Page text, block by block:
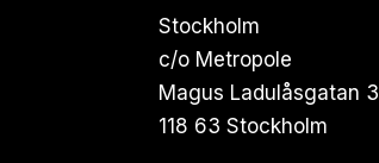
Stockholm
c/o Metropole
Magus Ladulåsgatan 3
118 63 Stockholm